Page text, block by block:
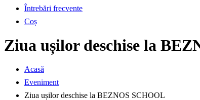
Întrebări frecvente
Coș
Ziua ușilor deschise la
Acasă
Eveniment
Ziua ușilor deschise la BEZNOS SCHOOL